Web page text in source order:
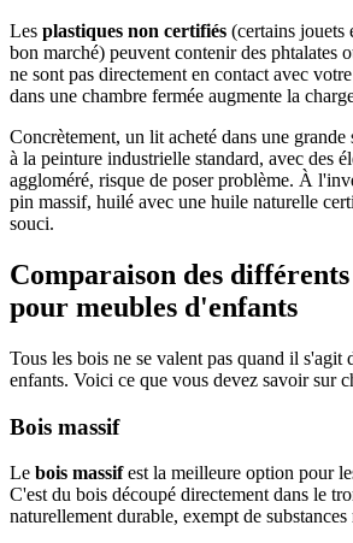
Les plastiques non certifiés (certains
bon marché) peuvent contenir des phtalates
ne sont pas directement en contact avec
dans une chambre fermée augmente la
Concrètement, un lit acheté dans une
à la peinture industrielle standard, avec des
aggloméré, risque de poser problème. À
pin massif, huilé avec une huile naturelle
souci.
Comparaison des
pour meubles d'enfants
Tous les bois ne se valent pas quand il s'agit
enfants. Voici ce que vous devez savoir sur
Bois massif
Le bois massifest la meilleure option pour
C'est du bois découpé directement dans le
naturellement durable, exempt de